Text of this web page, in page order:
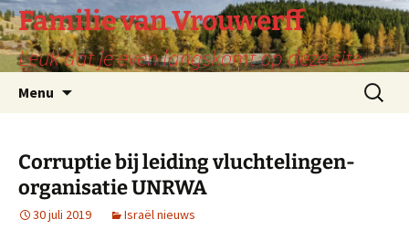
Ga
naar
de
inhoud
Familie van Vrouwerff
Leuk dat je even langskomt op deze site.
Menu
Zoeken
naar:
Corruptie bij leiding vluchtelingen-
organisatie UNRWA
30 juli 2019 Israël nieuws